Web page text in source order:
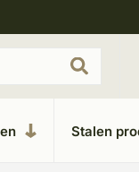
Uitgebreide
Stalen